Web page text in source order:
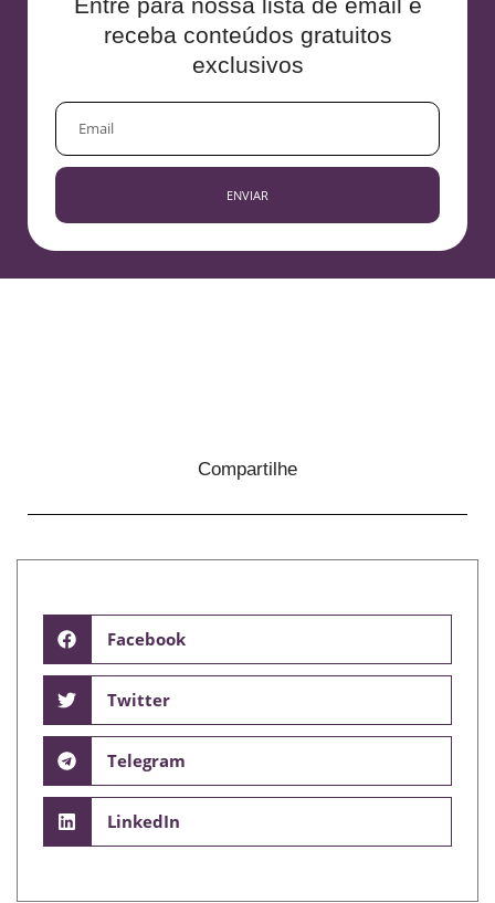
Entre para nossa lista de email e
receba conteúdos gratuitos
exclusivos
EMAIL
ENVIAR
Compartilhe
Facebook
Twitter
Telegram
LinkedIn